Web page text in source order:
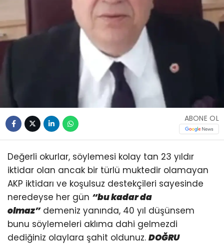
ABONE OL
Değerli okurlar, söylemesi kolay tan 23 yıldır
iktidar olan ancak bir türlü muktedir olamayan
AKP iktidarı ve koşulsuz destekçileri sayesinde
neredeyse her gün “bu kadar da
olmaz”demeniz yanında, 40 yıl düşünsem
bunu söylemeleri aklıma dahi gelmezdi
dediğiniz olaylara şahit oldunuz. DOĞRU